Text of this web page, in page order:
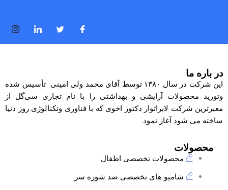
در باره ما
این شرکت در سال ۱۳۸۰ توسط آقای محمد ولی امینی تأسیس شده
وتورید محصولات آرایشی و بهداشتی را با نام تجاری سی‌گل از
معبرترین شرکت لابراتوار دکتور اخوی که با فناوری وتکنالوژی روز دنیا
ساخته می شود آغاز نمود.
محصولات
محصولات تخصصی اطفال
شامپو های تخصصی ضد شوره سر